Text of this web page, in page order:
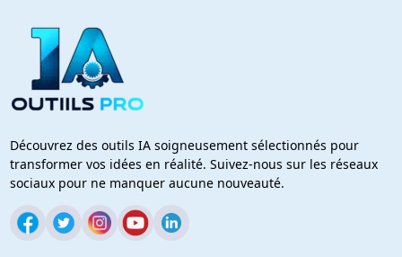
Découvrez des outils IA soigneusement sélectionnés pour
transformer vos idées en réalité. Suivez-nous sur les réseaux
sociaux pour ne manquer aucune nouveauté.